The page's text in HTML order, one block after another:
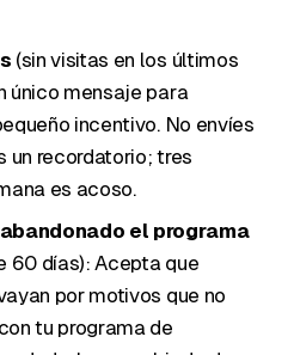
(sin visitas en los últimos
único mensaje para
incentivo. No envíes
un recordatorio; tres
es acoso.
el programa
60 días): Acepta que
por motivos que no
tu programa de